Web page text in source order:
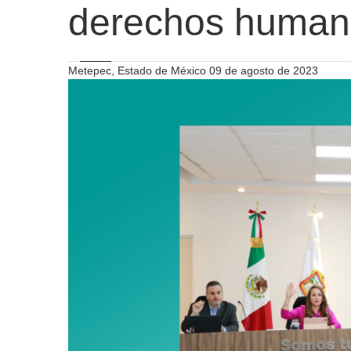
derechos
Metepec, Estado de México 09 de agosto de 2023